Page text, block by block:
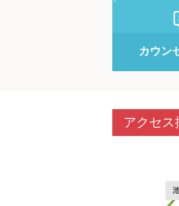
カウン
アクセス